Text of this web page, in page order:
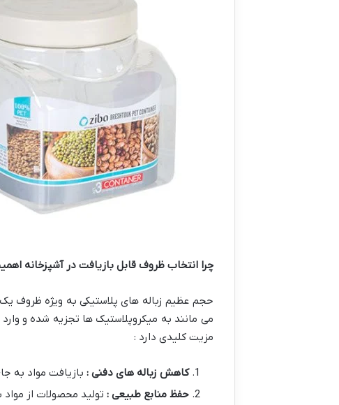
چرا انتخاب ظروف قابل بازیافت در آشپزخانه
حجم عظیم زباله های پلاستیکی به ویژه
می مانند به میکروپلاستیک ها تجزیه شده و
مزیت کلیدی دارد :
کاهش زباله های دفنی : بازیافت مواد به
حفظ منابع طبیعی :